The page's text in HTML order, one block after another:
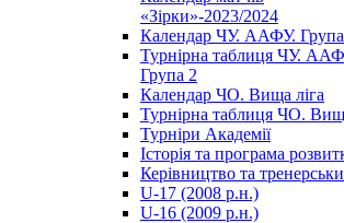
«Зірки»-2023/2024
Календар ЧУ. ААФУ.
Турнірна таблиця ЧУ.
Група 2
Календар ЧО. Вища ліга
Турнірна таблиця ЧО.
Турніри Академії
Історія та програма
Керівництво та
U-17 (2008 р.н.)
U-16 (2009 р.н.)